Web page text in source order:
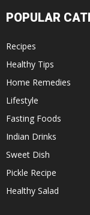
POPULAR
Recipes
Healthy Tips
Home Remedies
Lifestyle
Fasting Foods
Indian Drinks
Sweet Dish
Pickle Recipe
Healthy Salad